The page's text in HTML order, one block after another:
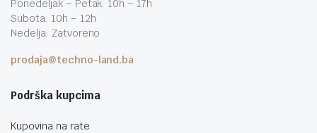
Ponedeljak – Petak: 10h – 17h
Subota: 10h – 12h
Nedelja: Zatvoreno
prodaja@techno-land.ba
Podrška kupcima
Kupovina na rate